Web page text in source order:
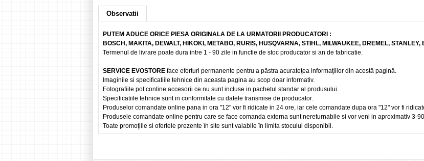
Observatii
PUTEM ADUCE ORICE PIESA ORIGINALA DE LA URMATORII PRODUCATORI :
BOSCH, MAKITA, DEWALT, HIKOKI, METABO, RURIS, HUSQVARNA, STIHL, MILWAUKEE, DREMEL,
Termenul de livrare poate dura intre 1 - 90 zile in functie de stoc producator si an de fabricatie.
SERVICE EVOSTORE face eforturi permanente pentru a păstra acurateţea informaţiilor din acestă pagină.
Imaginile si specificatiile tehnice din aceasta pagina au scop doar informativ.
Fotografiile pot contine accesorii ce nu sunt incluse in pachetul standar al produsului.
Specificatiile tehnice sunt in conformitate cu datele transmise de producator.
Produselor comandate online pana in ora "12" vor fi ridicate in 24 ore, iar cele comandate dupa ora "12" vor fi
Produsele comandate online pentru care se face comanda externa sunt nereturnabile si vor veni in aproximativ 3-
Toate promoţiile si ofertele prezente în site sunt valabile în limita stocului disponibil.